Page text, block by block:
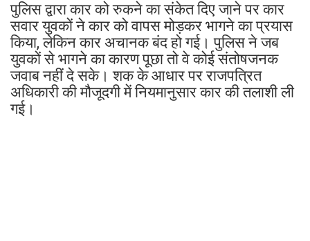
पुलिस द्वारा कार को रुकने का संकेत दिए जाने पर कार
सवार युवकों ने कार को वापस मोड़कर भागने का प्रयास
किया, लेकिन कार अचानक बंद हो गई। पुलिस ने जब
युवकों से भागने का कारण पूछा तो वे कोई संतोषजनक
जवाब नहीं दे सके। शक के आधार पर राजपत्रित
अधिकारी की मौजूदगी में नियमानुसार कार की तलाशी ली
गई।